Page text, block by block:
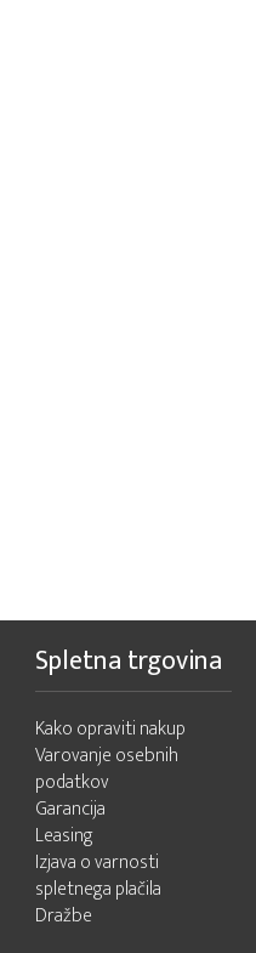
Spletna trgovina
Kako opraviti nakup
Varovanje osebnih
podatkov
Garancija
Leasing
Izjava o varnosti
spletnega plačila
Dražbe